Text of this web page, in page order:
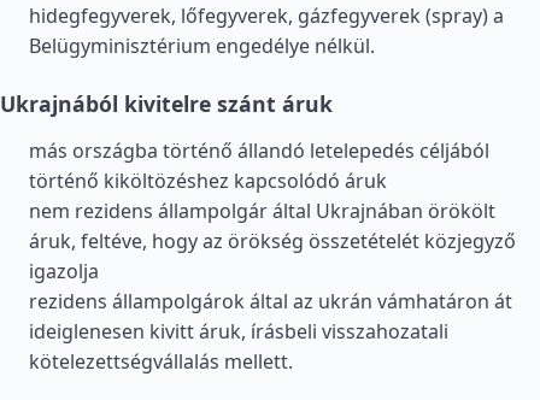
hidegfegyverek, lőfegyverek, gázfegyverek (spray) a
Belügyminisztérium engedélye nélkül.
Ukrajnából kivitelre szánt áruk
más országba történő állandó letelepedés céljából
történő kiköltözéshez kapcsolódó áruk
nem rezidens állampolgár által Ukrajnában örökölt
áruk, feltéve, hogy az örökség összetételét közjegyző
igazolja
rezidens állampolgárok által az ukrán vámhatáron át
ideiglenesen kivitt áruk, írásbeli visszahozatali
kötelezettségvállalás mellett.